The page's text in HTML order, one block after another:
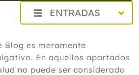
ENTRADAS
eficacia de la acupuntura para el
crónico asociado a la depresión
Blog es meramente
En aquellos apartados
no puede ser considerado